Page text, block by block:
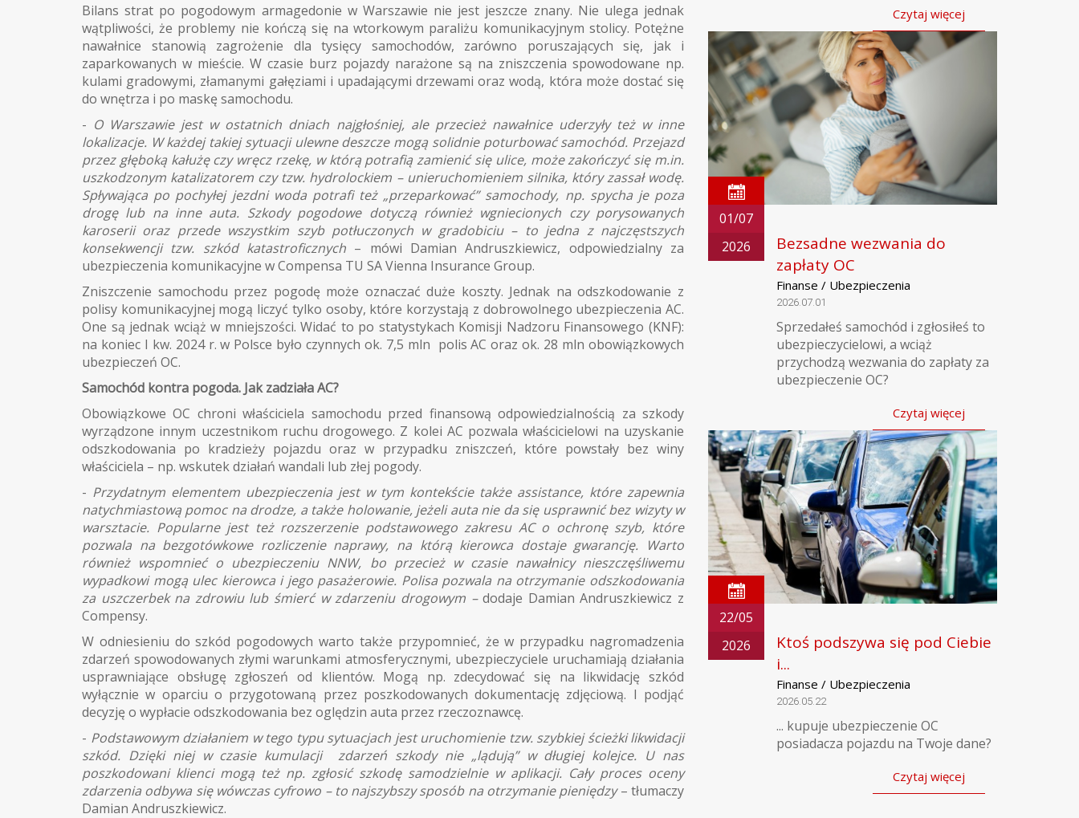
Bilans strat po pogodowym armagedonie w Warszawie nie jest jeszcze znany. Nie ulega jednak
wątpliwości, że problemy nie kończą się na wtorkowym paraliżu komunikacyjnym stolicy. Potężne
nawałnice stanowią zagrożenie dla tysięcy samochodów, zarówno poruszających się, jak i
zaparkowanych w mieście. W czasie burz pojazdy narażone są na zniszczenia spowodowane np.
kulami gradowymi, złamanymi gałęziami i upadającymi drzewami oraz wodą, która może dostać się
do wnętrza i po maskę samochodu.
- O Warszawie jest w ostatnich dniach najgłośniej, ale przecież nawałnice uderzyły też w inne
lokalizacje. W każdej takiej sytuacji ulewne deszcze mogą solidnie poturbować samochód. Przejazd
przez głęboką kałużę czy wręcz rzekę, w którą potrafią zamienić się ulice, może zakończyć się m.in.
uszkodzonym katalizatorem czy tzw. hydrolockiem – unieruchomieniem silnika, który zassał wodę.
Spływająca po pochyłej jezdni woda potrafi też „przeparkować” samochody, np. spycha je poza
drogę lub na inne auta. Szkody pogodowe dotyczą również wgniecionych czy porysowanych
karoserii oraz przede wszystkim szyb potłuczonych w gradobiciu – to jedna z najczęstszych
konsekwencji tzw. szkód katastroficznych – mówi Damian Andruszkiewicz, odpowiedzialny za
ubezpieczenia komunikacyjne w Compensa TU SA Vienna Insurance Group.
Zniszczenie samochodu przez pogodę może oznaczać duże koszty. Jednak na odszkodowanie z
polisy komunikacyjnej mogą liczyć tylko osoby, które korzystają z dobrowolnego ubezpieczenia AC.
One są jednak wciąż w mniejszości. Widać to po statystykach Komisji Nadzoru Finansowego (KNF):
na koniec I kw. 2024 r. w Polsce było czynnych ok. 7,5 mln polis AC oraz ok. 28 mln obowiązkowych
ubezpieczeń OC.
Samochód kontra pogoda. Jak zadziała AC?
Obowiązkowe OC chroni właściciela samochodu przed finansową odpowiedzialnością za szkody
wyrządzone innym uczestnikom ruchu drogowego. Z kolei AC pozwala właścicielowi na uzyskanie
odszkodowania po kradzieży pojazdu oraz w przypadku zniszczeń, które powstały bez winy
właściciela – np. wskutek działań wandali lub złej pogody.
- Przydatnym elementem ubezpieczenia jest w tym kontekście także assistance, które zapewnia
natychmiastową pomoc na drodze, a także holowanie, jeżeli auta nie da się usprawnić bez wizyty w
warsztacie. Popularne jest też rozszerzenie podstawowego zakresu AC o ochronę szyb, które
pozwala na bezgotówkowe rozliczenie naprawy, na którą kierowca dostaje gwarancję. Warto
również wspomnieć o ubezpieczeniu NNW, bo przecież w czasie nawałnicy nieszczęśliwemu
wypadkowi mogą ulec kierowca i jego pasażerowie. Polisa pozwala na otrzymanie odszkodowania
za uszczerbek na zdrowiu lub śmierć w zdarzeniu drogowym –dodaje Damian Andruszkiewicz z
Compensy.
W odniesieniu do szkód pogodowych warto także przypomnieć, że w przypadku nagromadzenia
zdarzeń spowodowanych złymi warunkami atmosferycznymi, ubezpieczyciele uruchamiają działania
usprawniające obsługę zgłoszeń od klientów. Mogą np. zdecydować się na likwidację szkód
wyłącznie w oparciu o przygotowaną przez poszkodowanych dokumentację zdjęciową. I podjąć
decyzję o wypłacie odszkodowania bez oględzin auta przez rzeczoznawcę.
- Podstawowym działaniem w tego typu sytuacjach jest uruchomienie tzw. szybkiej ścieżki likwidacji
szkód. Dzięki niej w czasie kumulacji zdarzeń szkody nie „lądują” w długiej kolejce. U nas
poszkodowani klienci mogą też np. zgłosić szkodę samodzielnie w aplikacji. Cały proces oceny
zdarzenia odbywa się wówczas cyfrowo – to najszybszy sposób na otrzymanie pieniędzy– tłumaczy
Damian Andruszkiewicz.
Czytaj więcej
01/07
2026
Bezsadne wezwania do
zapłaty OC
Finanse / Ubezpieczenia
2026.07.01
Sprzedałeś samochód i zgłosiłeś to
ubezpieczycielowi, a wciąż
przychodzą wezwania do zapłaty za
ubezpieczenie OC?
Czytaj więcej
22/05
2026
Ktoś podszywa się pod Ciebie
i...
Finanse / Ubezpieczenia
2026.05.22
... kupuje ubezpieczenie OC
posiadacza pojazdu na Twoje dane?
Czytaj więcej